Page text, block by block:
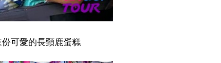
可愛的長頸鹿蛋糕